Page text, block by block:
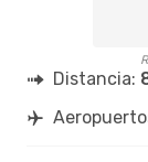
Distancia: